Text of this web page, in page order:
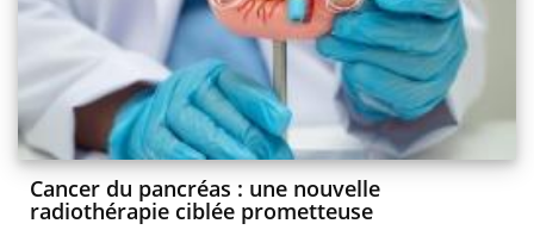
Cancer du pancréas : une nouvelle
radiothérapie ciblée prometteuse